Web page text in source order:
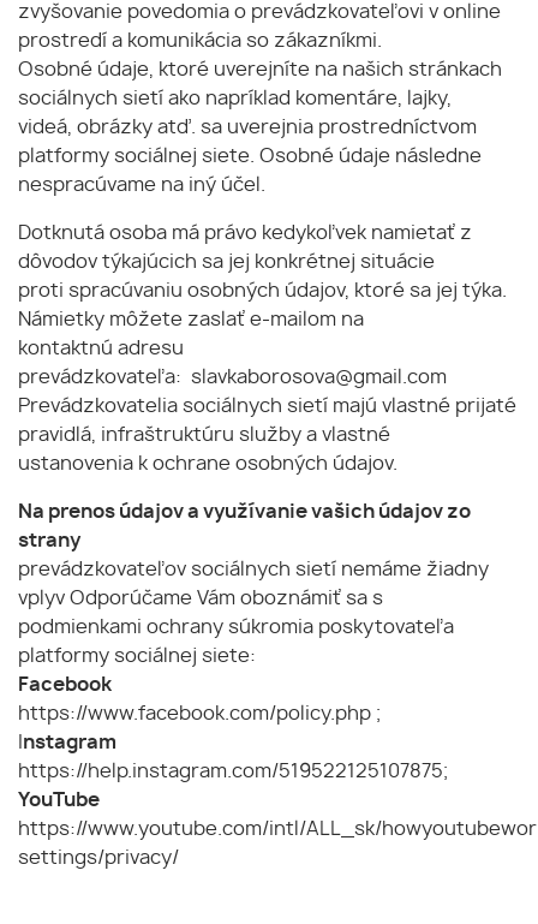
zvyšovanie povedomia o prevádzkovateľovi v online
prostredí a komunikácia so zákazníkmi.
Osobné údaje, ktoré uverejníte na našich stránkach
sociálnych sietí ako napríklad komentáre, lajky,
videá, obrázky atď. sa uverejnia prostredníctvom
platformy sociálnej siete. Osobné údaje následne
nespracúvame na iný účel.
Dotknutá osoba má právo kedykoľvek namietať z
dôvodov týkajúcich sa jej konkrétnej situácie
proti spracúvaniu osobných údajov, ktoré sa jej týka.
Námietky môžete zaslať e-mailom na
kontaktnú adresu
prevádzkovateľa: slavkaborosova@gmail.com
Prevádzkovatelia sociálnych sietí majú vlastné prijaté
pravidlá, infraštruktúru služby a vlastné
ustanovenia k ochrane osobných údajov.
Na prenos údajov a využívanie vašich údajov zo
strany
prevádzkovateľov sociálnych sietí nemáme žiadny
vplyv Odporúčame Vám oboznámiť sa s
podmienkami ochrany súkromia poskytovateľa
platformy sociálnej siete:
Facebook
https://www.facebook.com/policy.php ;
nstagram
https://help.instagram.com/519522125107875;
YouTube
https://www.youtube.com/intl/ALL_sk/
settings/privacy/